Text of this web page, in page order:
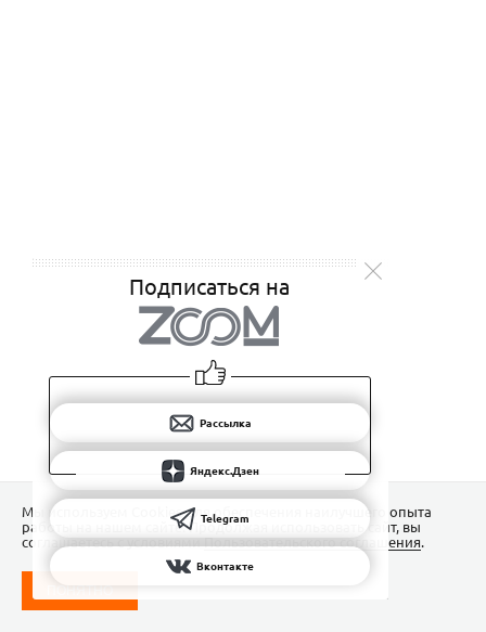
Подписаться на
Рассылка
Яндекс.Дзен
Telegram
Вконтакте
Мы используем Сookies для обеспечения наилучшего опыта
работы на нашем сайте. Продолжая использовать сайт, вы
соглашаетесь с условиямиПользовательского соглашения.
ПОНЯТНО